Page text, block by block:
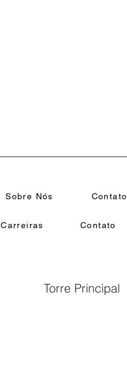
Sobre Nós Contato
Carreiras Contato
Torre Principal